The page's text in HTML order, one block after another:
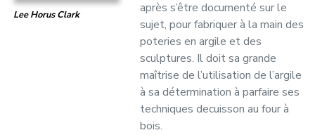
Lee Horus Clark
après s’être documenté sur le
sujet, pour fabriquer à la main des
poteries en argile et des
sculptures. Il doit sa grande
maîtrise de l’utilisation de l’argile
à sa détermination à parfaire ses
techniques decuisson au four à
bois.